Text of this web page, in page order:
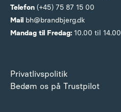
Telefon (+45) 75 87 15 00
Mail bh@brandbjerg.dk
Mandag til Fredag: 10.00 til 14.00
Privatlivspolitik
Bedøm os på Trustpilot